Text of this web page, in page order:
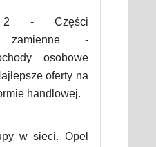
2 - Części
zamienne -
osobowe
oferty na
handlowej.
w sieci. Opel